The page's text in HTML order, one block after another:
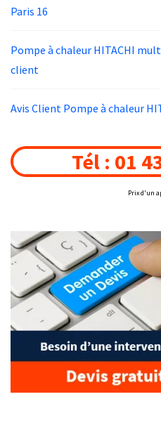
Paris 16
Pompe à chaleur HITACHI
client
Avis Client Pompe à chaleur
Tél : 01
Prix d'un